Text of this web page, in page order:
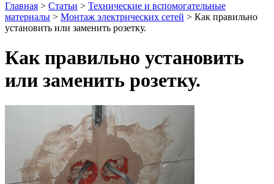
Главная > Статьи > Технические и вспомогательные
материалы > Монтаж электрических сетей > Как правильно
установить или заменить розетку.
Как правильно установить
или заменить розетку.